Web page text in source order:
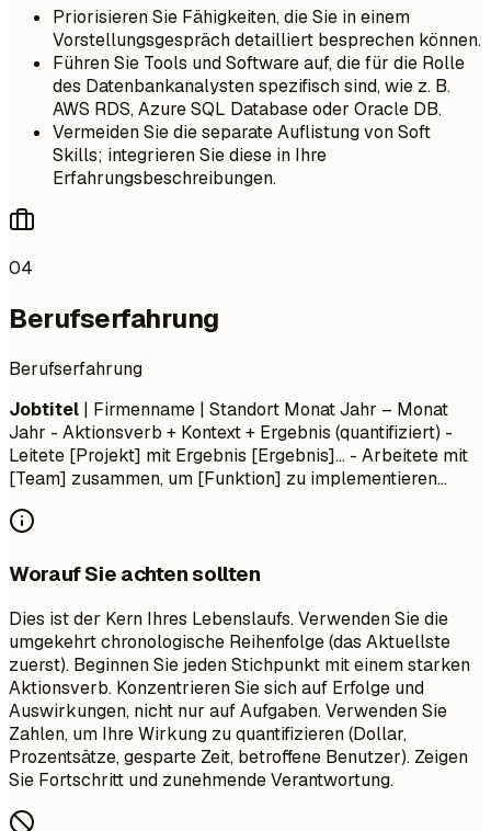
Priorisieren Sie Fähigkeiten, die Sie in einem
Vorstellungsgespräch detailliert besprechen können.
Führen Sie Tools und Software auf, die für die Rolle
des Datenbankanalysten spezifisch sind, wie z. B.
AWS RDS, Azure SQL Database oder Oracle DB.
Vermeiden Sie die separate Auflistung von Soft
Skills; integrieren Sie diese in Ihre
Erfahrungsbeschreibungen.
04
Berufserfahrung
Berufserfahrung
Jobtitel | Firmenname | Standort Monat Jahr – Monat
Jahr - Aktionsverb + Kontext + Ergebnis (quantifiziert) -
Leitete [Projekt] mit Ergebnis [Ergebnis]... - Arbeitete mit
[Team] zusammen, um [Funktion] zu implementieren...
Worauf Sie achten sollten
Dies ist der Kern Ihres Lebenslaufs. Verwenden Sie die
umgekehrt chronologische Reihenfolge (das Aktuellste
zuerst). Beginnen Sie jeden Stichpunkt mit einem starken
Aktionsverb. Konzentrieren Sie sich auf Erfolge und
Auswirkungen, nicht nur auf Aufgaben. Verwenden Sie
Zahlen, um Ihre Wirkung zu quantifizieren (Dollar,
Prozentsätze, gesparte Zeit, betroffene Benutzer). Zeigen
Sie Fortschritt und zunehmende Verantwortung.